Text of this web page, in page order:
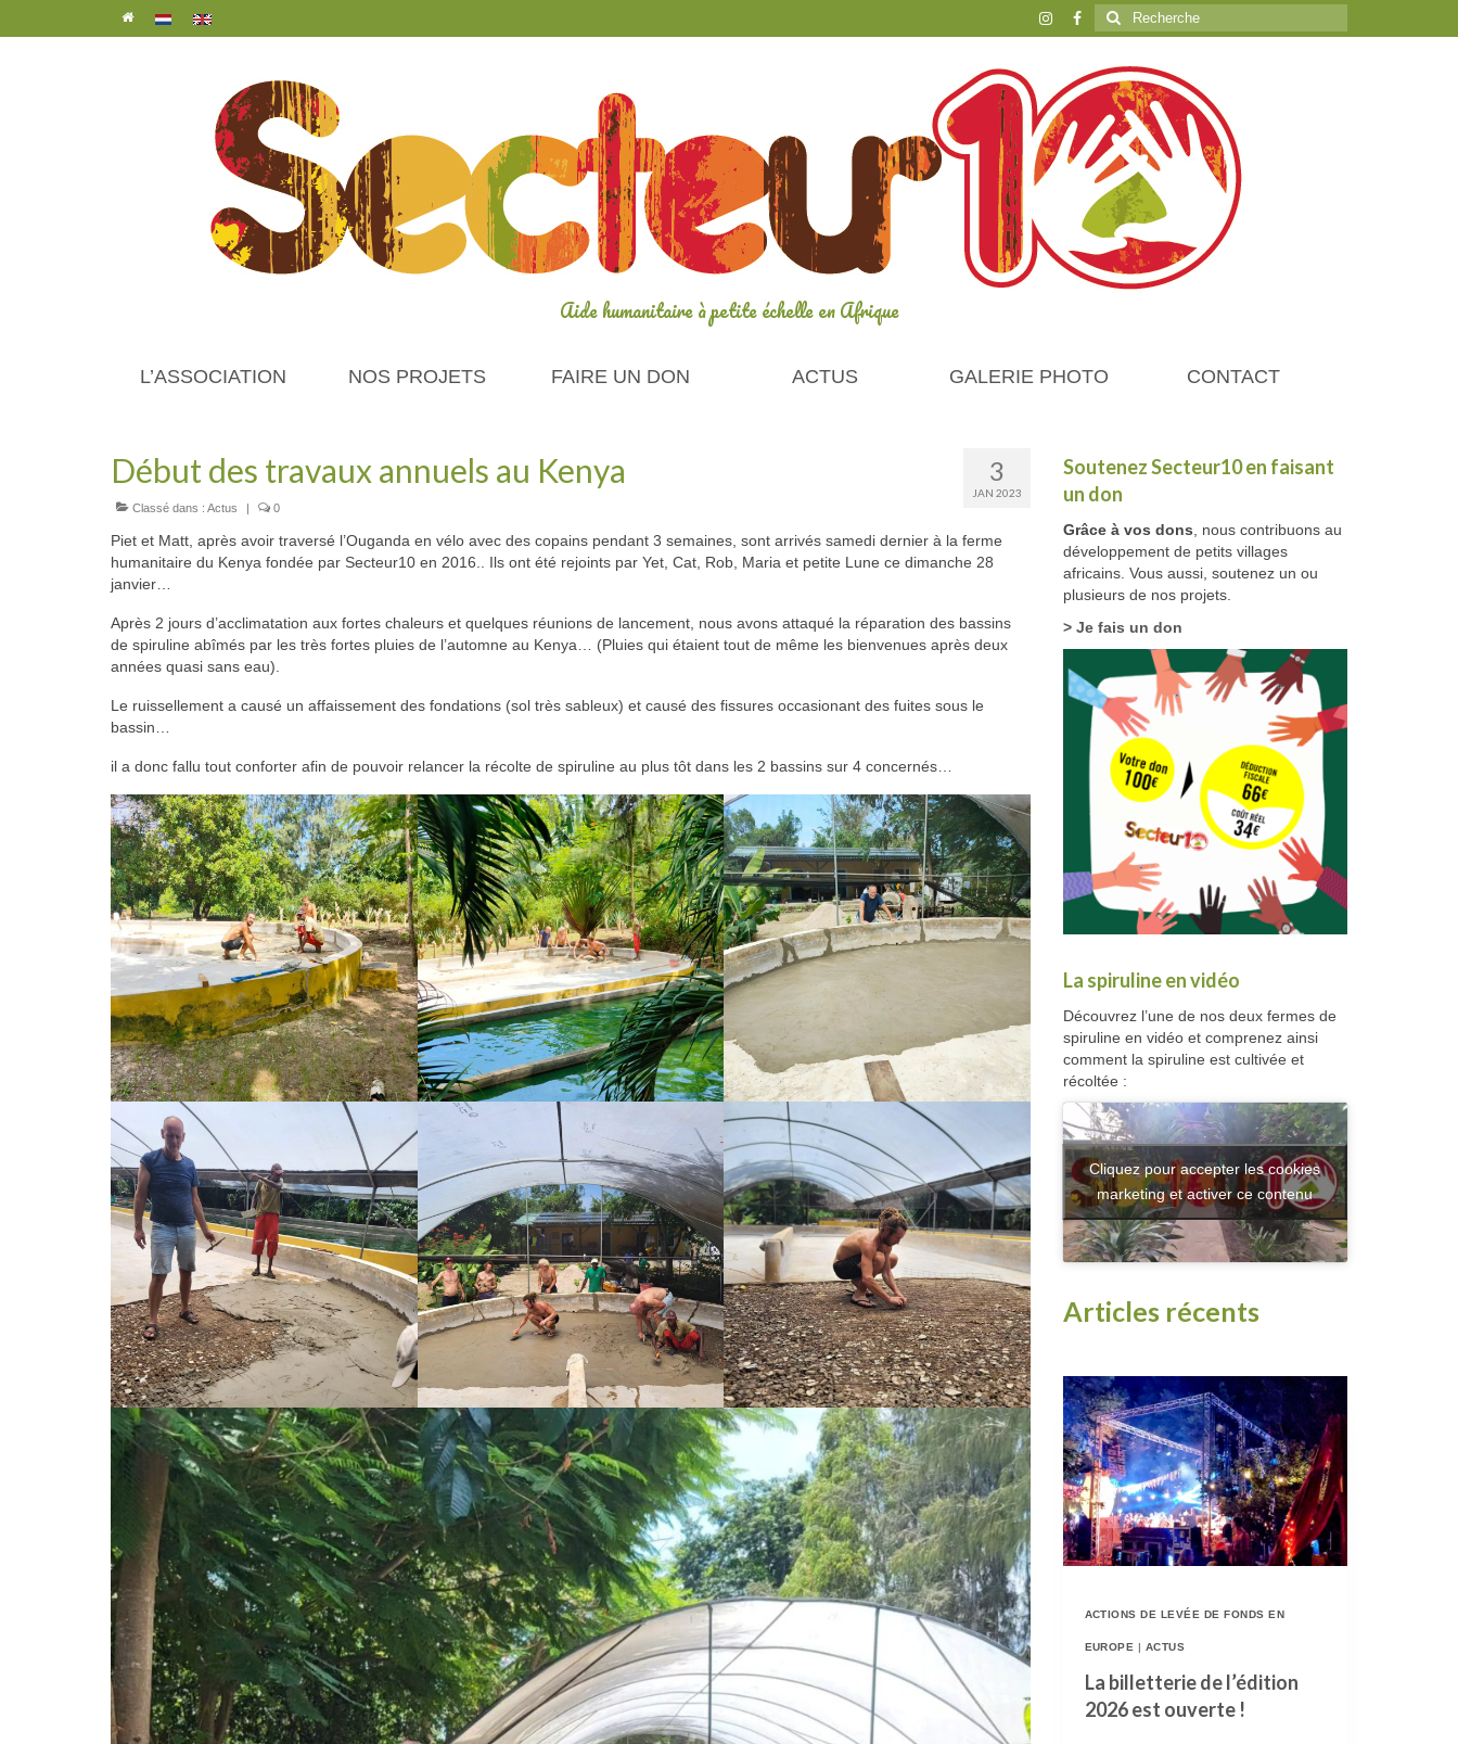
Rechercher
:
Aide humanitaire à petite échelle en Afrique
L’ASSOCIATION NOS PROJETS FAIRE UN DON ACTUS GALERIE PHOTO CONTACT
3
JAN 2023
Début des travaux annuels au Kenya
Classé dans : Actus | 0
Piet et Matt, après avoir traversé l’Ouganda en vélo avec des copains pendant 3 semaines, sont arrivés samedi dernier à la ferme
humanitaire du Kenya fondée par Secteur10 en 2016.. Ils ont été rejoints par Yet, Cat, Rob, Maria et petite Lune ce dimanche 28
janvier…
Après 2 jours d’acclimatation aux fortes chaleurs et quelques réunions de lancement, nous avons attaqué la réparation des bassins
de spiruline abîmés par les très fortes pluies de l’automne au Kenya… (Pluies qui étaient tout de même les bienvenues après deux
années quasi sans eau).
Le ruissellement a causé un affaissement des fondations (sol très sableux) et causé des fissures occasionant des fuites sous le
bassin…
il a donc fallu tout conforter afin de pouvoir relancer la récolte de spiruline au plus tôt dans les 2 bassins sur 4 concernés…
Soutenez Secteur10 en faisant
un don
Grâce à vos dons , nous contribuons au
développement de petits villages
africains. Vous aussi, soutenez un ou
plusieurs de nos projets.
> Je fais un don
La spiruline en vidéo
Découvrez l’une de nos deux fermes de
spiruline en vidéo et comprenez ainsi
comment la spiruline est cultivée et
récoltée :
Cliquez pour accepter les cookies
marketing et activer ce contenu
Articles récents
ACTIONS DE LEVÉE DE FONDS EN
EUROPE ACTUS
La billetterie de l’édition
2026 est ouverte !